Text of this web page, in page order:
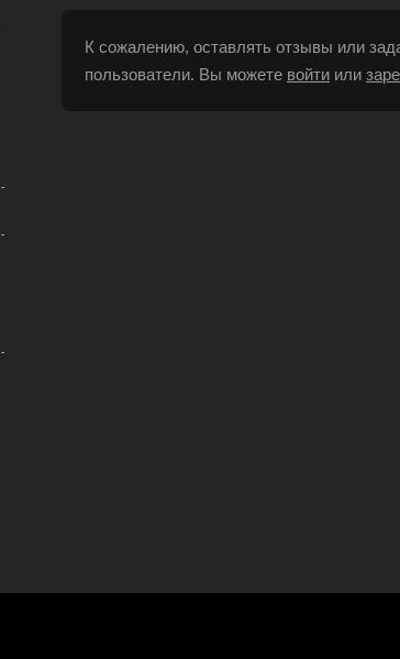
К сожалению, оставлять отзывы или
пользователи. Вы можете войти или